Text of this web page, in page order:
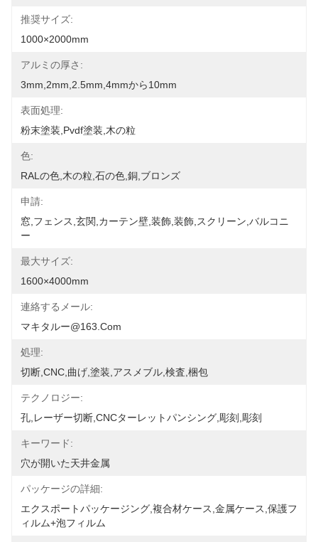
推奨サイズ:
1000×2000mm
アルミの厚さ:
3mm,2mm,2.5mm,4mmから10mm
表面処理:
粉末塗装,pvdf塗装,木の粒
色:
RALの色,木の粒,石の色,銅,ブロンズ
申請:
窓,フェンス,玄関,カーテン壁,装飾,装飾,スクリーン,バルコニ
ー
最大サイズ:
1600×4000mm
連絡するメール:
マキタルー@163.com
処理:
切断,CNC,曲げ,塗装,アスメブル,検査,梱包
テクノロジー:
孔,レーザー切断,CNCターレットパンシング,彫刻,彫刻
キーワード:
穴が開いた天井金属
パッケージの詳細:
エクスポートパッケージング,複合材ケース,金属ケース,保護フ
ィルム+泡フィルム